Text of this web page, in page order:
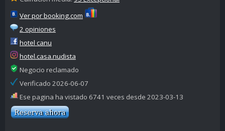
Ver por booking.com
2 opiniones
hotel canu
hotel.casa.nudista
Negocio reclamado
Verificado 2026-06-07
Ese pagina ha vistado 6741 veces desde 2023-03-13